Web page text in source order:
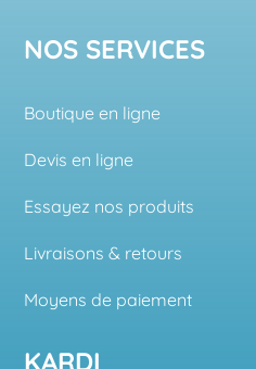
NOS SERVICES
Boutique en ligne
Devis en ligne
Essayez nos produits
Livraisons & retours
Moyens de paiement
KARDI